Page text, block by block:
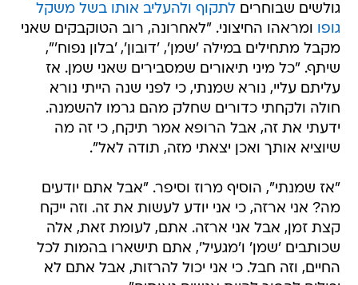
גולשים שבוחריםלתקוף ולהעליב אותו בשל משקל
גופו ומראהו החיצוני. "לאחרונה, רוב הטוקבקים שאני
מקבל מתחילים במילה 'שמן', 'דובון', 'בלון נפוח'",
שיתף. "כל מיני תיאורים שמסבירים שאני שמן. אז
עליתם עליי, נורא שמנתי, כי לפני שנה הייתי נורא
חולה ולקחתי כדורים שחלק מהם גרמו להשמנה.
ידעתי את זה, אבל הרופא אמר תיקח, כי זה מה
שיוציא אותך ואכן יצאתי מזה, תודה לאל".
"אז שמנתי", הוסיף מרוז וסיפר. "אבל אתם יודעים
מה? אני ארזה, כי אני יודע לעשות את זה. וזה ייקח
קצת זמן, אבל אני ארזה. אתם, לעומת זאת, אלה
שכותבים 'שמן' ו'מגעיל', אתם תישארו בהמות לכל
החיים, וזה חבל. כי אני יכול להרזות, אבל אתם לא